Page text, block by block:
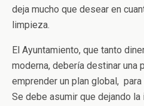
deja mucho que desear en
limpieza.
El Ayuntamiento, que tanto
moderna, debería destinar una
emprender un plan global,
Se debe asumir que dejando